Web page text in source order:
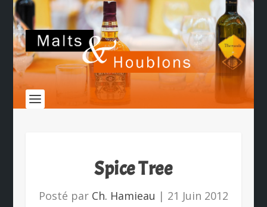
Spice Tree
Posté par Ch. Hamieau | 21 Juin 2012